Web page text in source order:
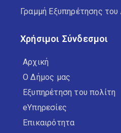
Γραμμή Εξυπηρέτησης
Χρήσιμοι Σύνδεσμοι
Αρχική
Ο Δήμος μας
Εξυπηρέτηση του πολίτη
eΥπηρεσίες
Επικαιρότητα